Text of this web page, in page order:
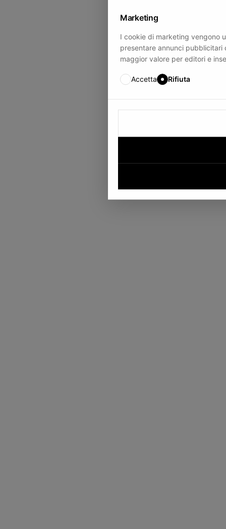
Marketing
I cookie di marketing vengono
presentare annunci pubblicitari
maggior valore per editori e
Accetta Rifiuta